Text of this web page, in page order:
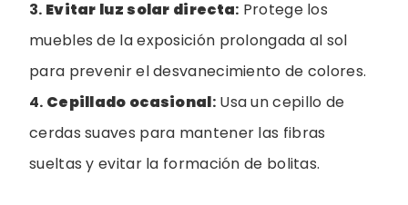
3. Evitar luz solar directa: Protege los
muebles de la exposición prolongada al sol
para prevenir el desvanecimiento de colores.
4. Cepillado ocasional:Usa un cepillo de
cerdas suaves para mantener las fibras
sueltas y evitar la formación de bolitas.